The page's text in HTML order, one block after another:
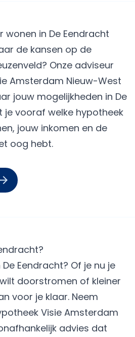
wonen in De Eendracht
de kansen op de
Onze adviseur
Amsterdam Nieuw-West
jouw mogelijkheden in De
je vooraf welke hypotheek
jouw inkomen en de
oog hebt.
Eendracht? Of je nu je
doorstromen of kleiner
voor je klaar. Neem
Visie Amsterdam
advies dat